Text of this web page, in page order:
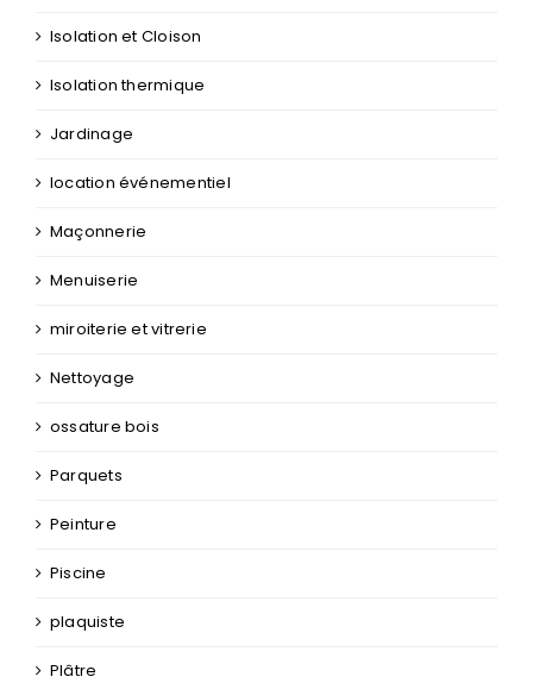
Isolation et Cloison
Isolation thermique
Jardinage
location événementiel
Maçonnerie
Menuiserie
miroiterie et vitrerie
Nettoyage
ossature bois
Parquets
Peinture
Piscine
plaquiste
Plâtre